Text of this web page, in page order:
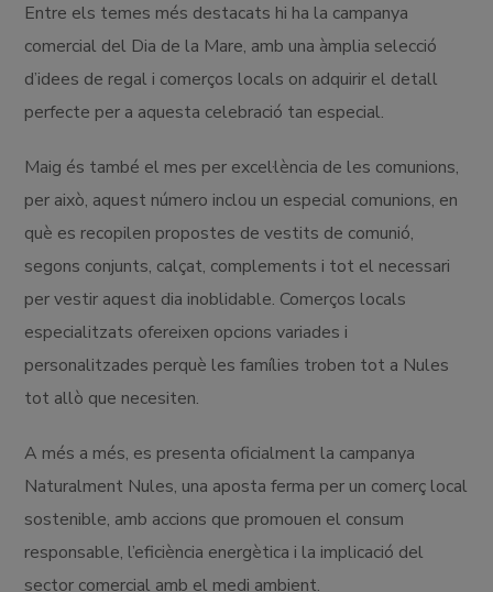
Entre els temes més destacats hi ha la campanya
comercial del Dia de la Mare, amb una àmplia selecció
d’idees de regal i comerços locals on adquirir el detall
perfecte per a aquesta celebració tan especial.
Maig és també el mes per excel·lència de les comunions,
per això, aquest número inclou un especial comunions, en
què es recopilen propostes de vestits de comunió,
segons conjunts, calçat, complements i tot el necessari
per vestir aquest dia inoblidable. Comerços locals
especialitzats ofereixen opcions variades i
personalitzades perquè les famílies troben tot a Nules
tot allò que necesiten.
A més a més, es presenta oficialment la campanya
Naturalment Nules, una aposta ferma per un comerç local
sostenible, amb accions que promouen el consum
responsable, l’eficiència energètica i la implicació del
sector comercial amb el medi ambient.